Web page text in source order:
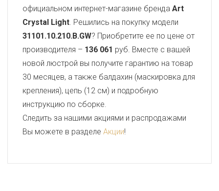
официальном интернет-магазине бренда Art
Crystal Light. Решились на покупку модели
31101.10.210.B.GW? Приобретите ее по цене от
производителя – 136 061 руб. Вместе с вашей
новой люстрой вы получите гарантию на товар
30 месяцев, а также балдахин (маскировка для
крепления), цепь (12 см) и подробную
инструкцию по сборке.
Следить за нашими акциями и распродажами
Вы можете в разделе Акции!